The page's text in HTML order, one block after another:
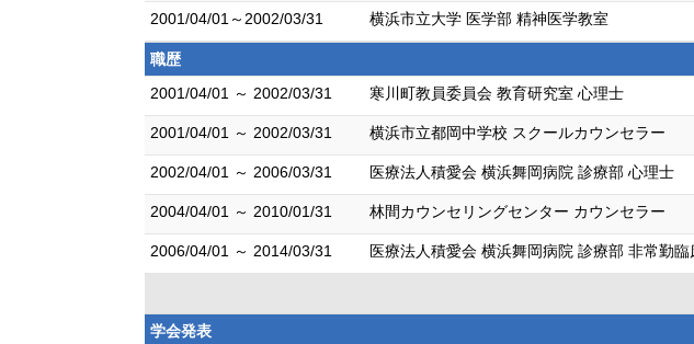
2001/04/01～2002/03/31 横浜市立大学 医学部 精神医学教室
職歴
2001/04/01 ～ 2002/03/31
寒川町教員委員会 教育研究室 心理士
2001/04/01 ～ 2002/03/31 横浜市立都岡中学校 スクールカウンセラー
2002/04/01 ～ 2006/03/31 医療法人積愛会 横浜舞岡病院 診療部 心理士
2004/04/01 ～ 2010/01/31 林間カウンセリングセンター カウンセラー
2006/04/01 ～ 2014/03/31 医療法人積愛会 横浜舞岡病院 診療部 非常勤臨
学会発表